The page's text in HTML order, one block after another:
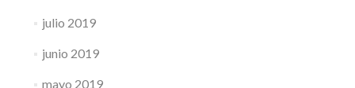
julio 2019
junio 2019
mayo 2019